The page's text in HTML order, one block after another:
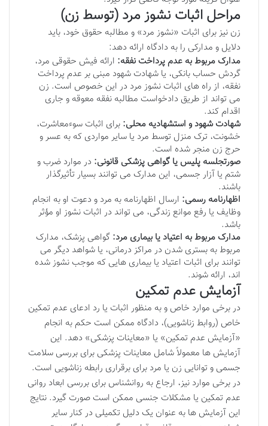
مراحل اثبات نشوز مرد (توسط زن)
زن نیز برای اثبات «نشوز مرد» و مطالبه حقوق خود، باید
دلایل و مدارکی را به دادگاه ارائه دهد:
مدارک مربوط به عدم پرداخت نفقه: ارائه فیش حقوقی مرد،
گردش حساب بانکی، یا شهادت شهود مبنی بر عدم پرداخت
نفقه، از راه های اثبات نشوز مرد در این خصوص است. زن
می تواند از طریق دادخواست مطالبه نفقه معوقه و جاری
اقدام کند.
شهادت شهود و استشهادیه محلی: برای اثبات سوءمعاشرت،
خشونت، ترک منزل توسط مرد یا سایر مواردی که به عسر و
حرج زن منجر شده است.
صورتجلسه پلیس یا گواهی پزشکی قانونی: در موارد ضرب و
شتم یا آزار جسمی، این مدارک می توانند بسیار تأثیرگذار
باشند.
اظهارنامه رسمی: ارسال اظهارنامه به مرد و دعوت او به انجام
وظایف یا رفع موانع زندگی، می تواند در اثبات نشوز او مؤثر
باشد.
مدارک مربوط به اعتیاد یا بیماری مرد: گواهی پزشک، مدارک
مربوط به بستری شدن در مراکز درمانی، یا شواهد دیگر می
توانند برای اثبات اعتیاد یا بیماری هایی که موجب نشوز شده
اند، ارائه شوند.
آزمایش عدم تمکین
در برخی موارد خاص و به منظور اثبات یا رد ادعای عدم تمکین
خاص (روابط زناشویی)، دادگاه ممکن است حکم به انجام
«آزمایش عدم تمکین» یا «معاینات پزشکی» دهد. این
آزمایش ها معمولاً شامل معاینات پزشکی برای بررسی سلامت
جسمی و توانایی زن یا مرد برای برقراری رابطه زناشویی است.
در برخی موارد نیز، ارجاع به روانشناس برای بررسی ابعاد روانی
عدم تمکین یا مشکلات جنسی ممکن است صورت گیرد. نتایج
این آزمایش ها به عنوان یک دلیل تکمیلی در کنار سایر